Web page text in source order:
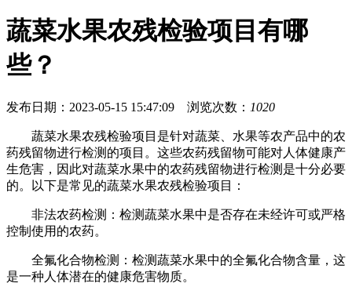
蔬菜水果农残检验项目有哪
些？
发布日期：2023-05-15 15:47:09 浏览次数： 1020
蔬菜水果农残检验项目是针对蔬菜、水果等农产品中的农
药残留物进行检测的项目。这些农药残留物可能对人体健康产
生危害，因此对蔬菜水果中的农药残留物进行检测是十分必要
的。以下是常见的蔬菜水果农残检验项目：
非法农药检测：检测蔬菜水果中是否存在未经许可或严格
控制使用的农药。
全氟化合物检测：检测蔬菜水果中的全氟化合物含量，这
是一种人体潜在的健康危害物质。